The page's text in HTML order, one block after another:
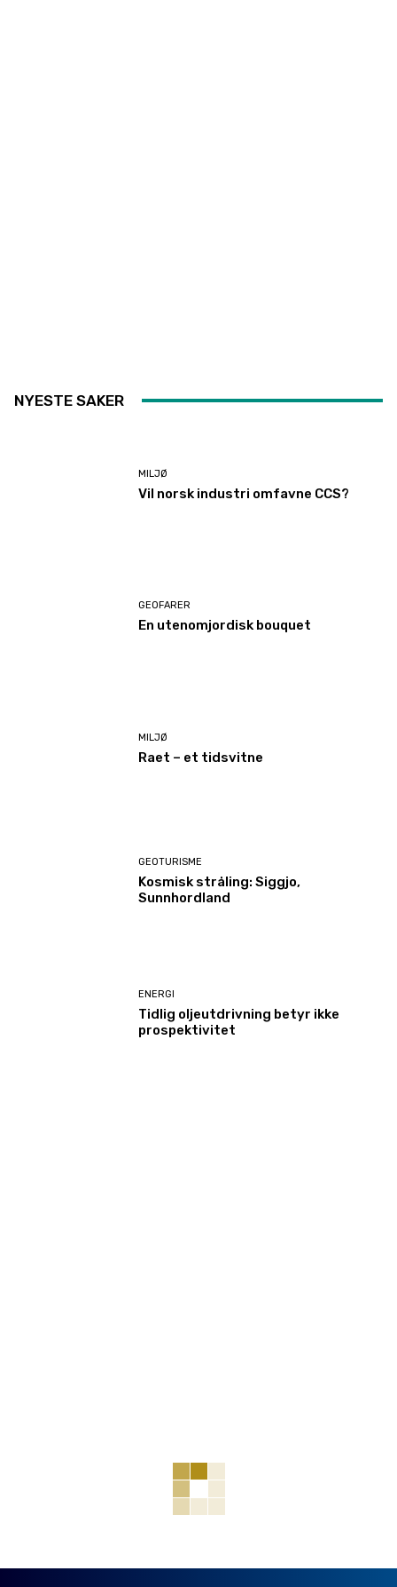
NYESTE SAKER
MILJØ
Vil norsk industri omfavne CCS?
GEOFARER
En utenomjordisk bouquet
MILJØ
Raet – et tidsvitne
GEOTURISME
Kosmisk stråling: Siggjo,
Sunnhordland
ENERGI
Tidlig oljeutdrivning betyr ikke
prospektivitet